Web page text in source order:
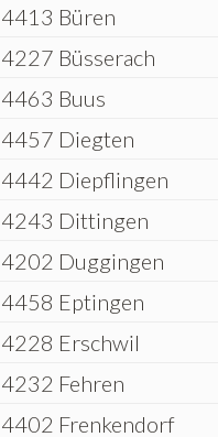
4413 Büren
4227 Büsserach
4463 Buus
4457 Diegten
4442 Diepflingen
4243 Dittingen
4202 Duggingen
4458 Eptingen
4228 Erschwil
4232 Fehren
4402 Frenkendorf